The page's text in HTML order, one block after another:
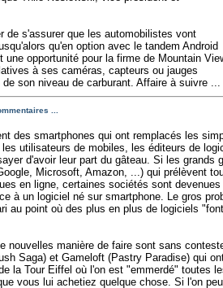
de s'assurer que les automobilistes vont
qu'en option avec le tandem Android
opportunité pour la firme de Mountain
à ses caméras, capteurs ou jauges
son niveau de carburant. Affaire à suivre ...
...
des smartphones qui ont remplacés les
utilisateurs de mobiles, les éditeurs de
d'avoir leur part du gâteau. Si les grands
Microsoft, Amazon, ...) qui prélèvent
en ligne, certaines sociétés sont
à un logiciel né sur smartphone. Le gros
au point où des plus en plus de logiciels
nouvelles manière de faire sont sans
Saga) et Gameloft (Pastry Paradise) qui
la Tour Eiffel où l'on est "emmerdé" toutes
vous lui achetiez quelque chose. Si l'on